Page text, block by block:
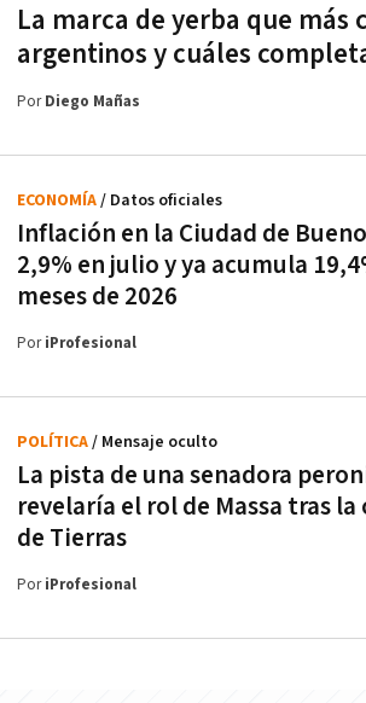
La marca de yerba que más
argentinos y cuáles
PorDiego Mañas
Inflación en la Ciudad de
2,9% en julio y ya acumula
meses de 2026
ECONOMÍA/ Datos oficiales
PoriProfesional
La pista de una senadora
revelaría el rol de Massa tras la
de Tierras
POLÍTICA/ Mensaje oculto
PoriProfesional